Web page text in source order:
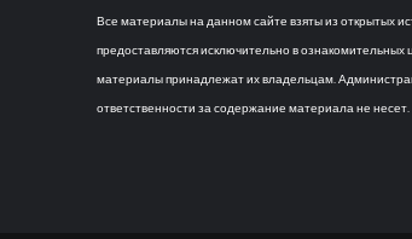
Все материалы на данном сайте взяты из открытых
предоставляются исключительно в ознакомительных
материалы принадлежат их владельцам.
ответственности за содержание материала не несет.